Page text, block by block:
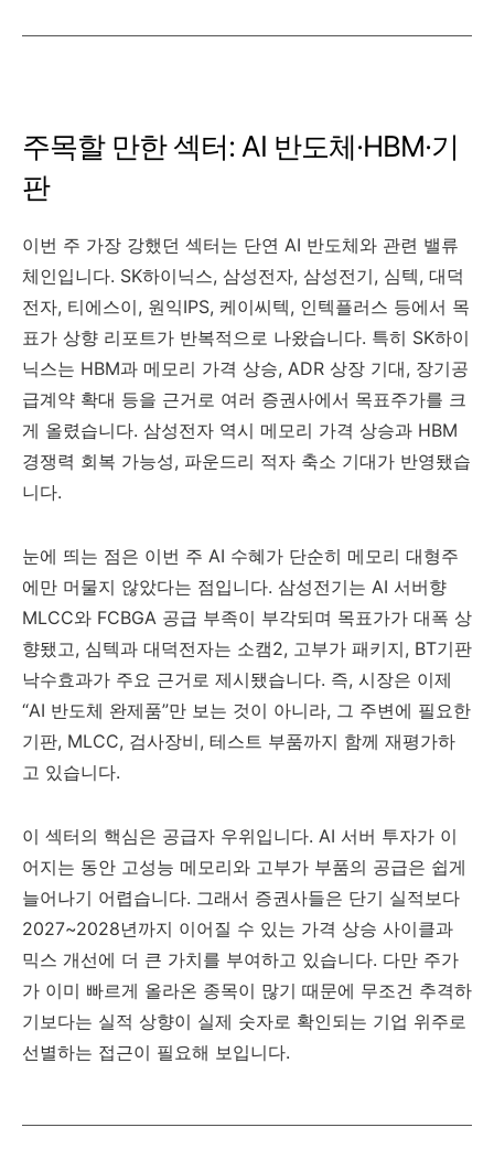
주목할 만한 섹터: AI 반도체·HBM·기
판
이번 주 가장 강했던 섹터는 단연 AI 반도체와 관련 밸류
체인입니다. SK하이닉스, 삼성전자, 삼성전기, 심텍, 대덕
전자, 티에스이, 원익IPS, 케이씨텍, 인텍플러스 등에서 목
표가 상향 리포트가 반복적으로 나왔습니다. 특히 SK하이
닉스는 HBM과 메모리 가격 상승, ADR 상장 기대, 장기공
급계약 확대 등을 근거로 여러 증권사에서 목표주가를 크
게 올렸습니다. 삼성전자 역시 메모리 가격 상승과 HBM
경쟁력 회복 가능성, 파운드리 적자 축소 기대가 반영됐습
니다.
눈에 띄는 점은 이번 주 AI 수혜가 단순히 메모리 대형주
에만 머물지 않았다는 점입니다. 삼성전기는 AI 서버향
MLCC와 FCBGA 공급 부족이 부각되며 목표가가 대폭 상
향됐고, 심텍과 대덕전자는 소캠2, 고부가 패키지, BT기판
낙수효과가 주요 근거로 제시됐습니다. 즉, 시장은 이제
“AI 반도체 완제품”만 보는 것이 아니라, 그 주변에 필요한
기판, MLCC, 검사장비, 테스트 부품까지 함께 재평가하
고 있습니다.
이 섹터의 핵심은 공급자 우위입니다. AI 서버 투자가 이
어지는 동안 고성능 메모리와 고부가 부품의 공급은 쉽게
늘어나기 어렵습니다. 그래서 증권사들은 단기 실적보다
2027~2028년까지 이어질 수 있는 가격 상승 사이클과
믹스 개선에 더 큰 가치를 부여하고 있습니다. 다만 주가
가 이미 빠르게 올라온 종목이 많기 때문에 무조건 추격하
기보다는 실적 상향이 실제 숫자로 확인되는 기업 위주로
선별하는 접근이 필요해 보입니다.